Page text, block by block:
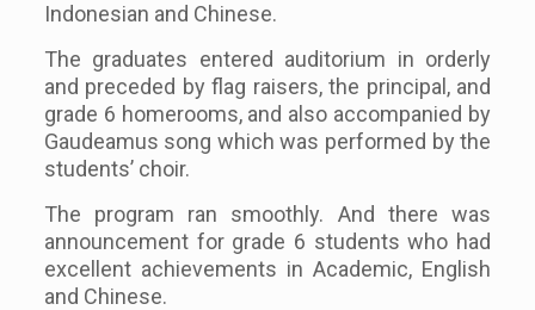
Indonesian and Chinese.
The graduates entered auditorium in orderly
and preceded by flag raisers, the principal, and
grade 6 homerooms, and also accompanied by
Gaudeamus song which was performed by the
students’ choir.
The program ran smoothly. And there was
announcement for grade 6 students who had
excellent achievements in Academic, English
and Chinese.